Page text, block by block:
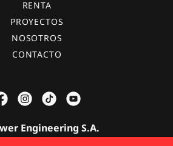
RENTA
PROYECTOS
NOSOTROS
CONTACTO
Engineering S.A.